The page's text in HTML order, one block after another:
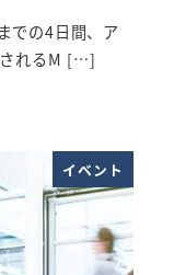
での4日間、ア
されるM […]
イベント